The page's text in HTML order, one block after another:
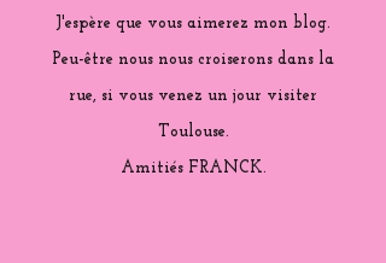
J'espère que vous aimerez mon blog.
Peu-être nous nous croiserons dans la
rue, si vous venez un jour visiter
Toulouse.
Amitiés FRANCK.